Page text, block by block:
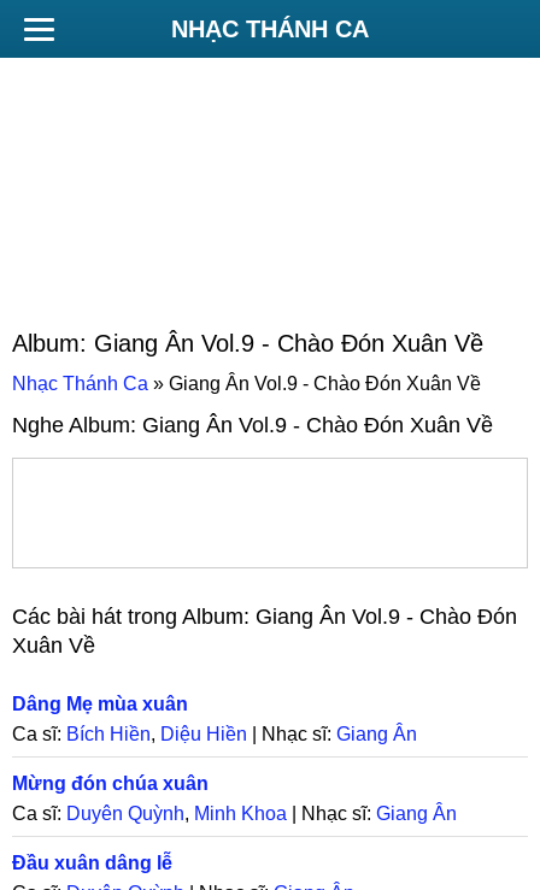
NHẠC THÁNH CA
Album: Giang Ân Vol.9 - Chào Đón Xuân Về
Nhạc Thánh Ca » Giang Ân Vol.9 - Chào Đón Xuân Về
Nghe Album: Giang Ân Vol.9 - Chào Đón Xuân Về
Các bài hát trong Album: Giang Ân Vol.9 - Chào Đón
Xuân Về
Dâng Mẹ mùa xuân
Ca sĩ: Bích Hiền, Diệu Hiền | Nhạc sĩ: Giang Ân
Mừng đón chúa xuân
Ca sĩ: Duyên Quỳnh, Minh Khoa | Nhạc sĩ: Giang Ân
Đầu xuân dâng lễ